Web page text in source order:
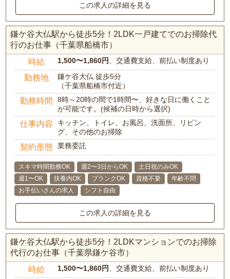
この求人の詳細を見る
鎌ケ谷大仏駅から徒歩5分！2LDK一戸建てでのお掃除代
行のお仕事（千葉県船橋市）
時給 1,500〜1,860円 、交通費支給、前払い制度あり
勤務地
鎌ケ谷大仏 徒歩5分
（千葉県船橋市付近）
勤務時間
8時～20時の間で1時間〜、好きな日に働くこと
が可能です。(候補の日時から選択)
仕事内容
キッチン、トイレ、お風呂、洗面所、リビン
グ、その他のお掃除
契約形態 業務委託
スキマ時間勤務OK 週2〜3日からOK
土日祝のみOK
週1〜OK
扶養内OK ブランクOK 資格不要
年齢不問
お手伝いさんの求人
シフト自由
この求人の詳細を見る
鎌ケ谷大仏駅から徒歩5分！2LDKマンションでのお掃除
代行のお仕事（千葉県鎌ケ谷市）
時給 1,500〜1,860円 、交通費支給、前払い制度あり